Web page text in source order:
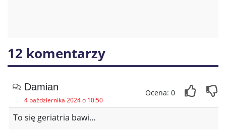
12 komentarzy
Damian
4 października 2024 o 10:50
Ocena: 0
To się geriatria bawi…